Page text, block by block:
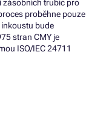
zásobních trubic pro
proběhne pouze
bude
stran CMY je
ISO/IEC 24711